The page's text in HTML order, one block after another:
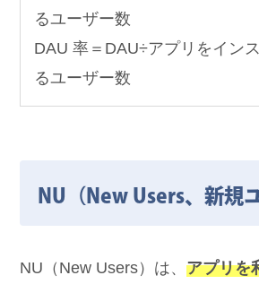
るユーザー数
DAU 率＝DAU÷アプリをイン
るユーザー数
NU（New Users、新規
NU（New Users）は、アプリを